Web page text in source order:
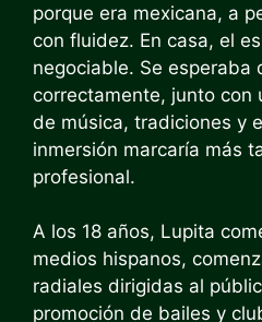
porque era mexicana, a
con fluidez. En casa, el
negociable. Se esperaba
correctamente, junto con
de música, tradiciones y
inmersión marcaría más
profesional.
A los 18 años, Lupita
medios hispanos,
radiales dirigidas al
promoción de bailes y